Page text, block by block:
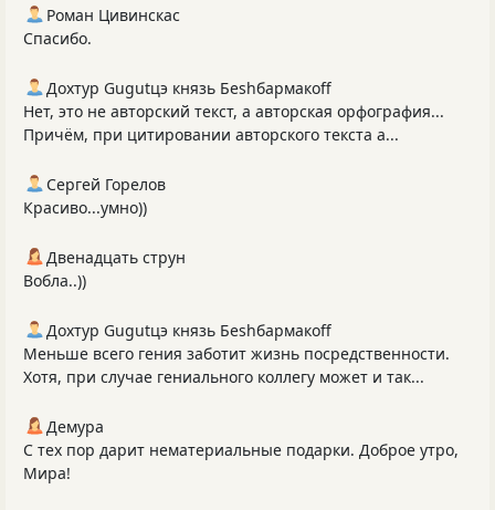
Роман Цивинскас
Спасибо.
Дохтур Gugutцэ князь Беshбармакоff
Нет, это не авторский текст, а авторская орфография...
Причём, при цитировании авторского текста а...
Сергей Горелов
Красиво...умно))
Двенадцать струн
Вобла..))
Дохтур Gugutцэ князь Беshбармакоff
Меньше всего гения заботит жизнь посредственности.
Хотя, при случае гениального коллегу может и так...
Демура
С тех пор дарит нематериальные подарки. Доброе утро,
Мира!